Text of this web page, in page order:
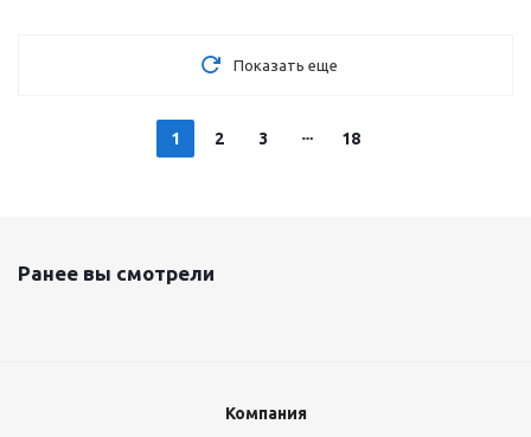
Показать еще
1 2 3 18
Ранее вы смотрели
Компания